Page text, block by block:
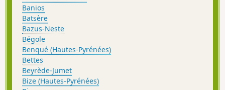
Banios
Batsère
Bazus-Neste
Bégole
Benqué (Hautes-Pyrénées)
Bettes
Beyrède-Jumet
Bize (Hautes-Pyrénées)